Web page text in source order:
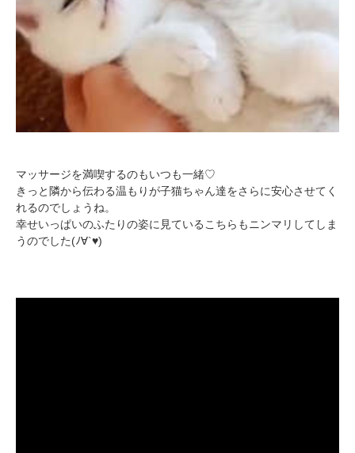
マッサージを満喫するのもいつも一緒♡
きっと隣から伝わる温もりが子猫ちゃん達をさらに安心させてく
れるのでしょうね。
幸せいっぱいのふたりの姿に見ているこちらもニンマリしてしま
うのでした(ﾉ∀`♥)
アプリをダウンロードする